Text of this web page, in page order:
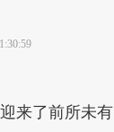
来了前所未有